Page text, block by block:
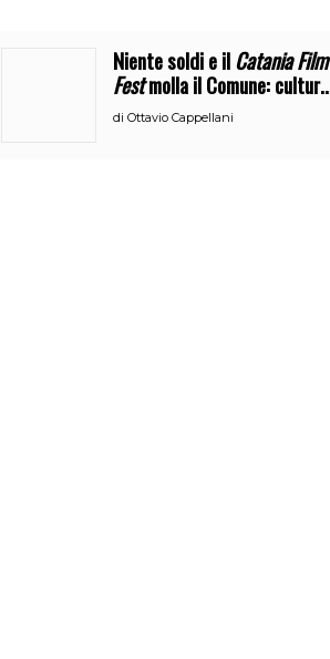
Niente soldi e ilCatania Film
Festmolla il Comune: cultura
o broru di ciciri?
di Ottavio Cappellani